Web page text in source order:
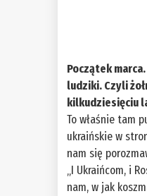
Początek
ludziki. Czyli
kilkudziesięciu
To właśnie tam
ukraińskie w
nam się
„I Ukraińcom, i
nam, w jak